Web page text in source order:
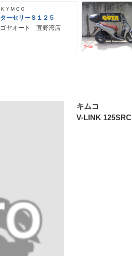
ＫＹＭＣＯ
ターセリーＳ１２５
ゴヤオート 宜野湾店
キムコ
V-LINK 125SRC